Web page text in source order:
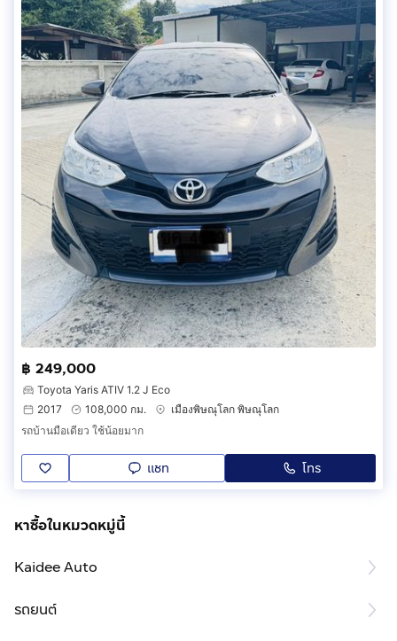
฿ 249,000
Toyota Yaris ATIV 1.2 J Eco
2017
108,000 กม.
เมืองพิษณุโลก พิษณุโลก
รถบ้านมือเดียว ใช้น้อยมาก
แชท โทร
หาซื้อในหมวดหมู่นี้
Kaidee Auto
รถยนต์